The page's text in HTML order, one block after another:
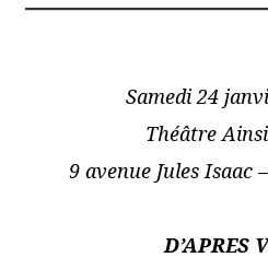
Samedi 24
Théâtre
9 avenue Jules Isaac
D’APRES